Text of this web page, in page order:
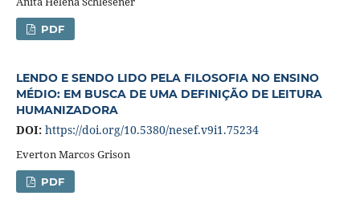
PDF
LENDO E SENDO LIDO PELA FILOSOFIA NO ENSINO
MÉDIO: EM BUSCA DE UMA DEFINIÇÃO DE LEITURA
HUMANIZADORA
DOI: https://doi.org/10.5380/nesef.v9i1.75234
Everton Marcos Grison
PDF